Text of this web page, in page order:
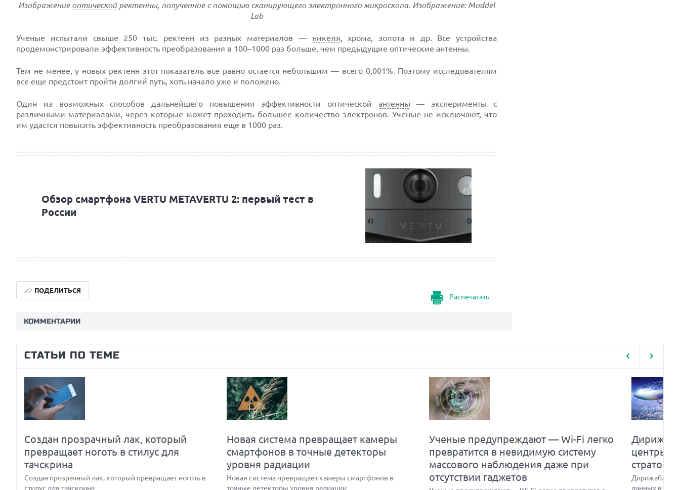
Изображение оптическойректенны, полученное с помощью сканирующего электронного микроскопа. Изображение: Moddel
Lab
Ученые испытали свыше 250 тыс. ректенн из разных материалов — никеля, хрома, золота и др. Все устройства
продемонстрировали эффективность преобразования в 100–1000 раз больше, чем предыдущие оптические антенны.
Тем не менее, у новых ректенн этот показатель все равно остается небольшим — всего 0,001%. Поэтому исследователям
все еще предстоит пройти долгий путь, хоть начало уже и положено.
Один из возможных способов дальнейшего повышения эффективности оптической антенны — эксперименты с
различными материалами, через которые может проходить большее количество электронов. Ученые не исключают, что
им удастся повысить эффективность преобразования еще в 1000 раз.
Обзор смартфона VERTU METAVERTU 2: первый тест в
России
Распечатать
ПОДЕЛИТЬСЯ
КОММЕНТАРИИ
СТАТЬИ ПО ТЕМЕ
Создан прозрачный лак, который
превращает ноготь в стилус для
тачскрина
Создан прозрачный лак, который превращает ноготь в
стилус для тачскрина
Новая система превращает камеры
смартфонов в точные детекторы
уровня радиации
Новая система превращает камеры смартфонов в
точные детекторы уровня радиации
Ученые предупреждают — Wi-Fi легко
превратится в невидимую систему
массового наблюдения даже при
отсутствии гаджетов
центры
Дирижабли
данных в